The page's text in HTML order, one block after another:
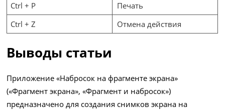
Ctrl + P
Печать
Ctrl + Z
Отмена действия
Выводы статьи
Приложение «Набросок на фрагменте экрана»
(«Фрагмент экрана», «Фрагмент и набросок»)
предназначено для создания снимков экрана на